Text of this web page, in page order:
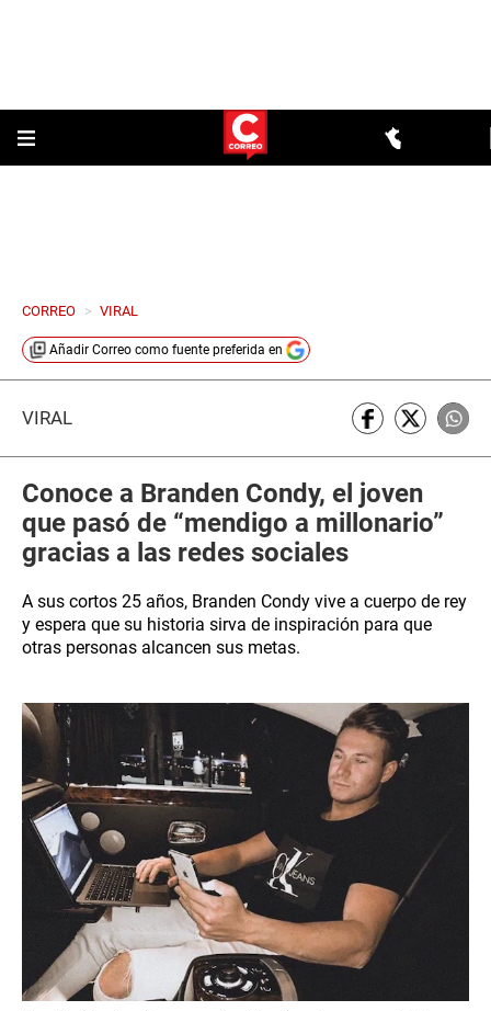
CORREO > VIRAL
Añadir Correo como fuente preferida en
VIRAL
Conoce a Branden Condy, el joven
que pasó de “mendigo a millonario”
gracias a las redes sociales
A sus cortos 25 años, Branden Condy vive a cuerpo de rey
y espera que su historia sirva de inspiración para que
otras personas alcancen sus metas.